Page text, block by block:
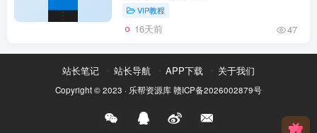
VIP教程
16天前 47
站长笔记 站长导航 APP下载 关于我们
Copyright © 2023 · 乐帮资源库赣ICP备2026002879号